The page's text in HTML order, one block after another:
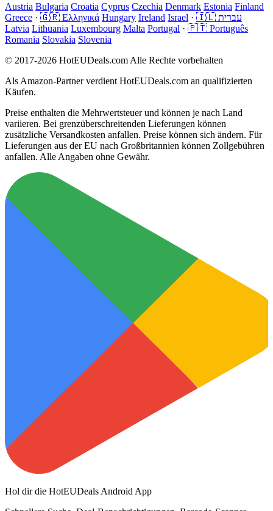
Austria Bulgaria Croatia Cyprus Czechia Denmark Estonia Finland
Greece · 🇬🇷 Ελληνικά Hungary Ireland Israel ·
🇮🇱 עברית
Latvia Lithuania Luxembourg Malta Portugal · 🇵🇹 Português
Romania Slovakia Slovenia
© 2017-2026 HotEUDeals.com Alle Rechte vorbehalten
Als Amazon-Partner verdient HotEUDeals.com an qualifizierten
Käufen.
Preise enthalten die Mehrwertsteuer und können je nach Land
variieren. Bei grenzüberschreitenden Lieferungen können
zusätzliche Versandkosten anfallen. Preise können sich ändern. Für
Lieferungen aus der EU nach Großbritannien können Zollgebühren
anfallen. Alle Angaben ohne Gewähr.
Hol dir die HotEUDeals Android App